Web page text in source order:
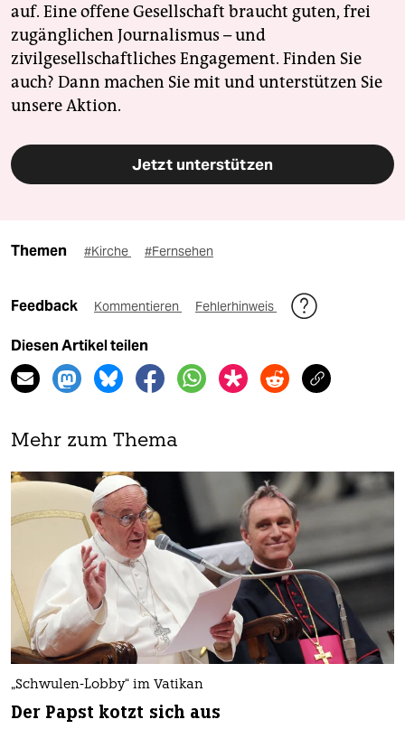
auf. Eine offene Gesellschaft braucht guten, frei
zugänglichen Journalismus – und
zivilgesellschaftliches Engagement. Finden Sie
auch? Dann machen Sie mit und unterstützen Sie
unsere Aktion.
Jetzt unterstützen
Themen #Kirche #Fernsehen
Feedback Kommentieren Fehlerhinweis
Diesen Artikel teilen
Mehr zum Thema
„Schwulen-Lobby“ im Vatikan
Der Papst kotzt sich aus